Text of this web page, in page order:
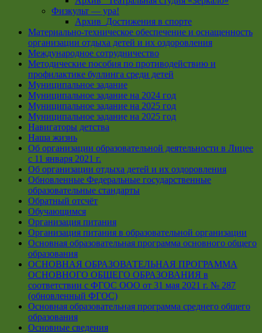
Физкульт — ура!
Архив_Достижения в спорте
Материально-техническое обеспечение и оснащенность
организации отдыха детей и их оздоровления
Международное сотрудничество
Методические пособия по противодействию и
профилактике буллинга среди детей
Муниципальное задание
Муниципальное задание на 2024 год
Муниципальное задание на 2025 год
Муниципальное задание на 2025 год
Навигаторы детства
Наша жизнь
Об организации образовательной деятельности в Лицее
с 11 января 2021 г.
Об организации отдыха детей и их оздоровления
Обновленные Федеральные государственные
образовательные стандарты
Обратный отсчёт
Обучающимся
Организация питания
Организация питания в образовательной организации
Основная образовательная программа основного общего
образования
ОСНОВНАЯ ОБРАЗОВАТЕЛЬНАЯ ПРОГРАММА
ОСНОВНОГО ОБЩЕГО ОБРАЗОВАНИЯ в
соответствии с ФГОС ООО от 31 мая 2021 г. № 287
(обновленный ФГОС)
Основная образовательная программа среднего общего
образования
Основные сведения